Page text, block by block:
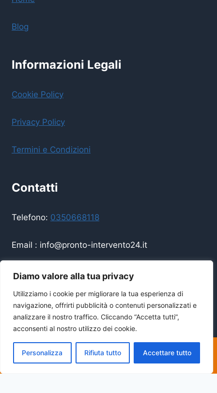
Diamo valore alla tua privacy
Utilizziamo i cookie per migliorare la tua esperienza di
navigazione, offrirti pubblicità o contenuti personalizzati e
analizzare il nostro traffico. Cliccando “Accetta tutti”,
acconsenti al nostro utilizzo dei cookie.
Personalizza Rifiuta tutto Accettare tutto
CHIAMA: 0350668118
Blog
Informazioni Legali
Cookie Policy
Privacy Policy
Termini e Condizioni
Contatti
Telefono: 0350668118
Email : info@pronto-intervento24.it
Disponibilità 24/7 — Sempre operativi
Copyright Lu Costruzioni Di Lungu Codrin © 2026
| All Rights Reserved | P.IVA01379550328